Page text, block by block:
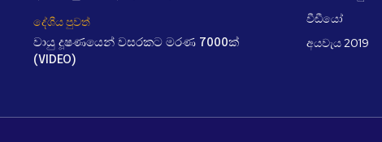
දේශීය පුවත්
වායු දූෂණයෙන් වසරකට මරණ 7000ක්
(VIDEO)
වීඩීයෝ
අයවැය 2019